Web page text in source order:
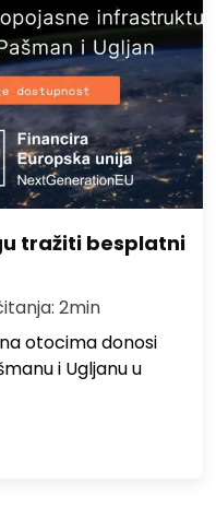
tražiti besplatni
2min
otocima donosi
i Ugljanu u